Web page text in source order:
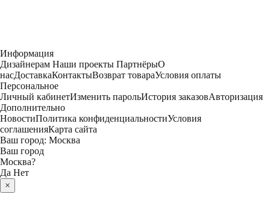
Информация
Дизайнерам Наши проекты ПартнёрыО
насДоставкаКонтактыВозврат товараУсловия оплаты
Персональное
Личный кабинетИзменить парольИстория заказовАвторизация
Дополнительно
НовостиПолитика конфиденциальностиУсловия
соглашенияКарта сайта
Ваш город: Москва
Ваш город
Москва?
Да Нет
×